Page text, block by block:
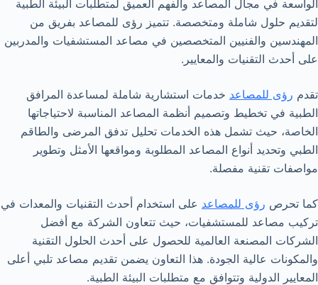
الواسعة في مجال المصاعد والفهم العميق لمتطلبات البيئة الطبية
لتقديم حلول شاملة ومتخصصة. تتميز رؤى للمصاعد بفريق من
المهندسين والفنيين المتخصصين في مصاعد المستشفيات والمدربين
على أحدث التقنيات والمعايير.
تقدم رؤى للمصاعد خدمات استشارية شاملة لمساعدة المرافق
الطبية في تخطيط وتصميم أنظمة المصاعد المناسبة لاحتياجاتها
الخاصة، حيث تشمل هذه الخدمات تحليل تدفق المرضى والطاقم
الطبي وتحديد أنواع المصاعد المطلوبة ومواقعها الأمثل وتطوير
مواصفات تقنية مفصلة.
كما تحرص رؤى للمصاعد على استخدام أحدث التقنيات والمعدات في
تركيب مصاعد للمستشفيات، حيث تتعاون الشركة مع أفضل
الشركات المصنعة العالمية للحصول على أحدث الحلول التقنية
والمكونات عالية الجودة. هذا التعاون يضمن تقديم مصاعد تلبي أعلى
المعايير الدولية وتتوافق مع متطلبات البيئة الطبية.